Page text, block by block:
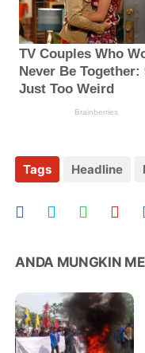
Tags Headline
ANDA MUNGKIN